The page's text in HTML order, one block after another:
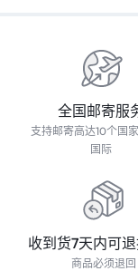
全国邮寄服
支持邮寄高达10个国
国际
收到货7天内可
商品必须退回